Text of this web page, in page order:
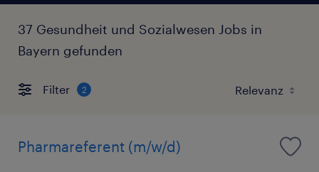
37 Gesundheit und Sozialwesen Jobs in
Bayern gefunden
Filter 2
Pharmareferent (m/w/d)